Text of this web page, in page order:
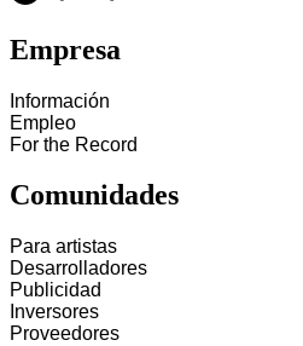
Empresa
Información
Empleo
For the Record
Comunidades
Para artistas
Desarrolladores
Publicidad
Inversores
Proveedores